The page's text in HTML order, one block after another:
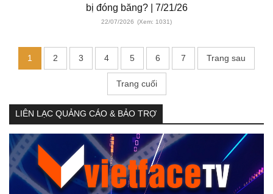
bị đóng băng? | 7/21/26
22/07/2026 (Xem: 1031)
1 2 3 4 5 6 7 Trang sau
Trang cuối
LIÊN LẠC QUẢNG CÁO & BẢO TRỢ